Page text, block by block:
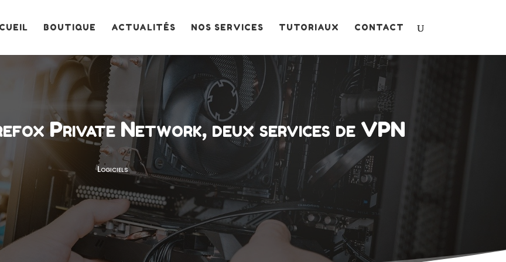
BOUTIQUE ACTUALITÉS NOS SERVICES TUTORIAUX CONTACT
Private Network, deux services de VPN
Logiciels